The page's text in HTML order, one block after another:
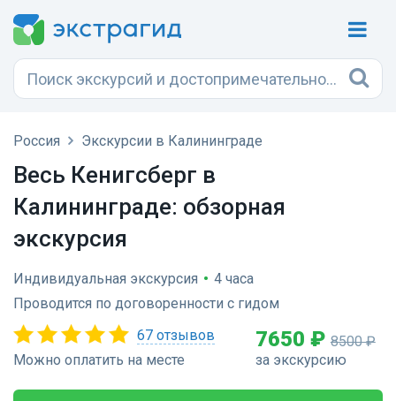
Россия Экскурсии в Калининграде
Весь Кенигсберг в
Калининграде: обзорная
экскурсия
Индивидуальная экскурсия • 4 часа
Проводится по договоренности с гидом
67 отзывов
Можно оплатить на месте
7650 ₽ 8500 ₽
за экскурсию